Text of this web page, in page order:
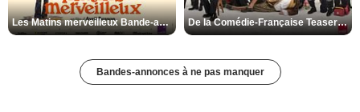
Les Matins merveilleux Bande-annonce VF De la Comédie-Française Teaser VF
Bandes-annonces à ne pas manquer